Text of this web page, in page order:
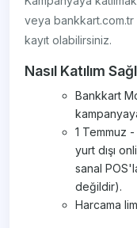
veya
kayıt olabilirsiniz.
Nasıl Katılım
Bankkart
1 Temmuz
yurt dışı
sanal
değildir).
Harcama